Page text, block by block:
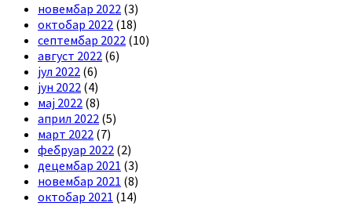
новембар 2022 (3)
октобар 2022 (18)
септембар 2022 (10)
август 2022 (6)
јул 2022 (6)
јун 2022 (4)
мај 2022 (8)
април 2022 (5)
март 2022 (7)
фебруар 2022 (2)
децембар 2021 (3)
новембар 2021 (8)
октобар 2021 (14)